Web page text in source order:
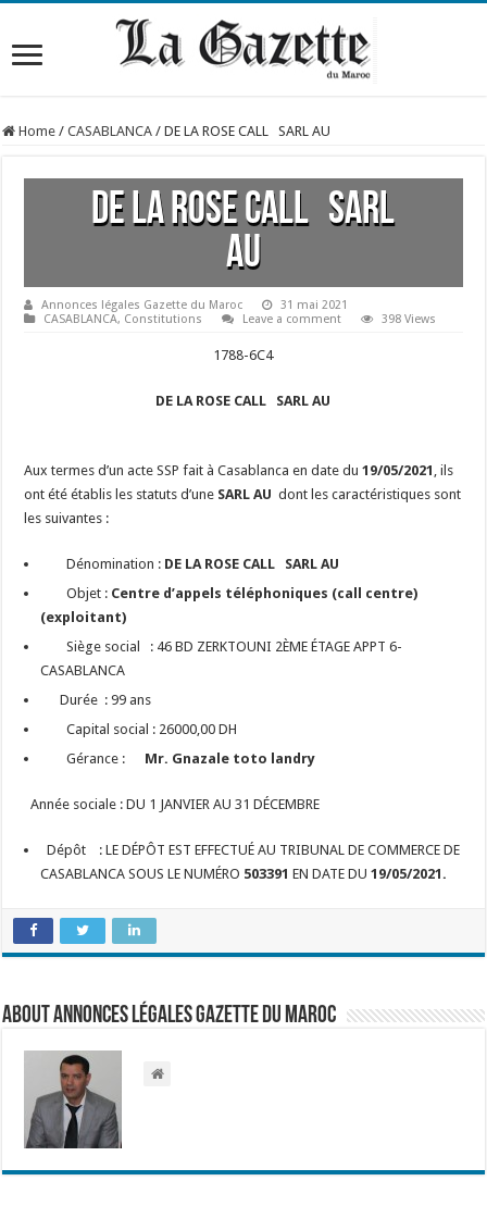
Home / CASABLANCA / DE LA ROSE CALL SARL AU
DE LA ROSE CALL SARL
AU
Annonces légales Gazette du Maroc
31 mai 2021
CASABLANCA, Constitutions Leave a comment 398 Views
1788-6C4
DE LA ROSE CALL SARL AU
Aux termes d’un acte SSP fait à Casablanca en date du19/05/2021 , ils
ont été établis les statuts d’une SARL AU dont les caractéristiques sont
les suivantes :
Dénomination : DE LA ROSE CALL SARL AU
Objet : Centre d’appels téléphoniques (call centre)
(exploitant)
Siège social : 46 BD ZERKTOUNI 2ÈME ÉTAGE APPT 6-
CASABLANCA
Durée : 99 ans
Capital social : 26000,00 DH
Gérance : Mr. Gnazale toto landry
Année sociale : DU 1 JANVIER AU 31 DÉCEMBRE
Dépôt : LE DÉPÔT EST EFFECTUÉ AU TRIBUNAL DE COMMERCE DE
CASABLANCA SOUS LE NUMÉRO 503391EN DATE DU19/05/2021.
About Annonces légales Gazette du Maroc